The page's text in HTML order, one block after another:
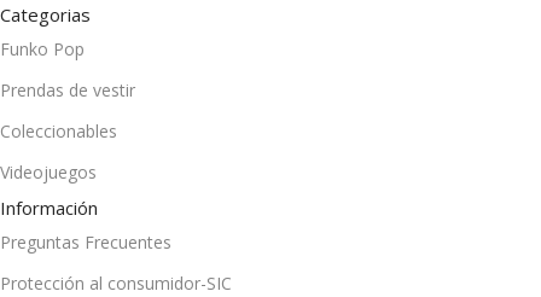
Categorias
Funko Pop
Prendas de vestir
Coleccionables
Videojuegos
Información
Preguntas Frecuentes
Protección al consumidor-SIC